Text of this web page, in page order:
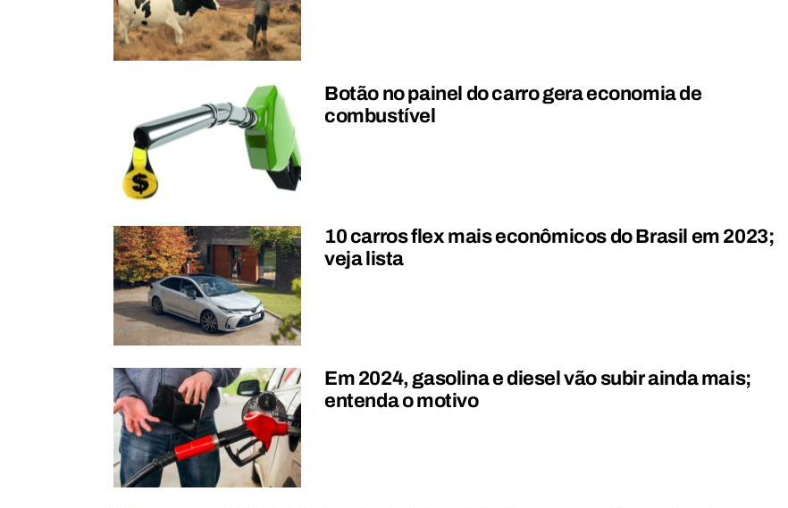
Botão no painel do carro gera economia de
combustível
10 carros flex mais econômicos do Brasil em 2023;
veja lista
Em 2024, gasolina e diesel vão subir ainda mais;
entenda o motivo